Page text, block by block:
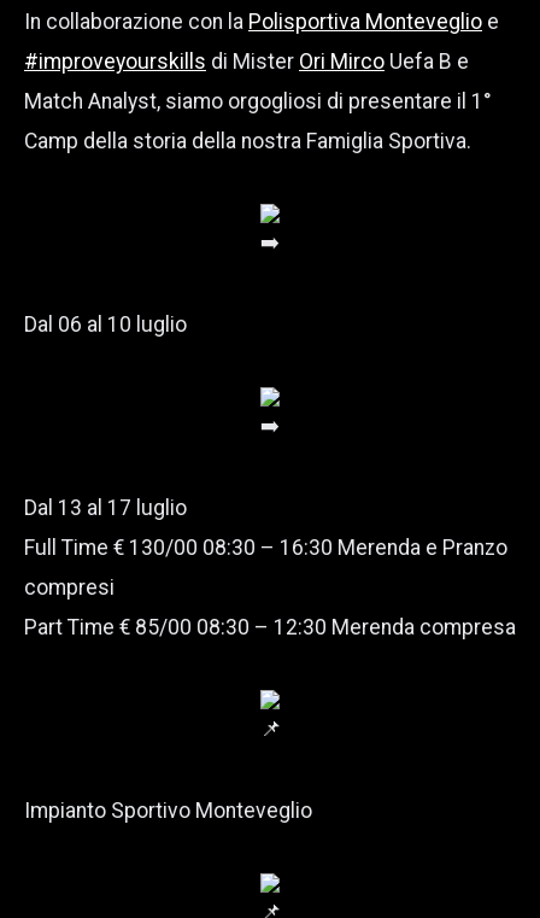
In collaborazione con la Polisportiva Monteveglio e
#improveyourskills di Mister Ori Mirco Uefa B e
Match Analyst, siamo orgogliosi di presentare il 1°
Camp della storia della nostra Famiglia Sportiva.
Dal 06 al 10 luglio
Dal 13 al 17 luglio
Full Time € 130/00 08:30 – 16:30 Merenda e Pranzo
compresi
Part Time € 85/00 08:30 – 12:30 Merenda compresa
Impianto Sportivo Monteveglio